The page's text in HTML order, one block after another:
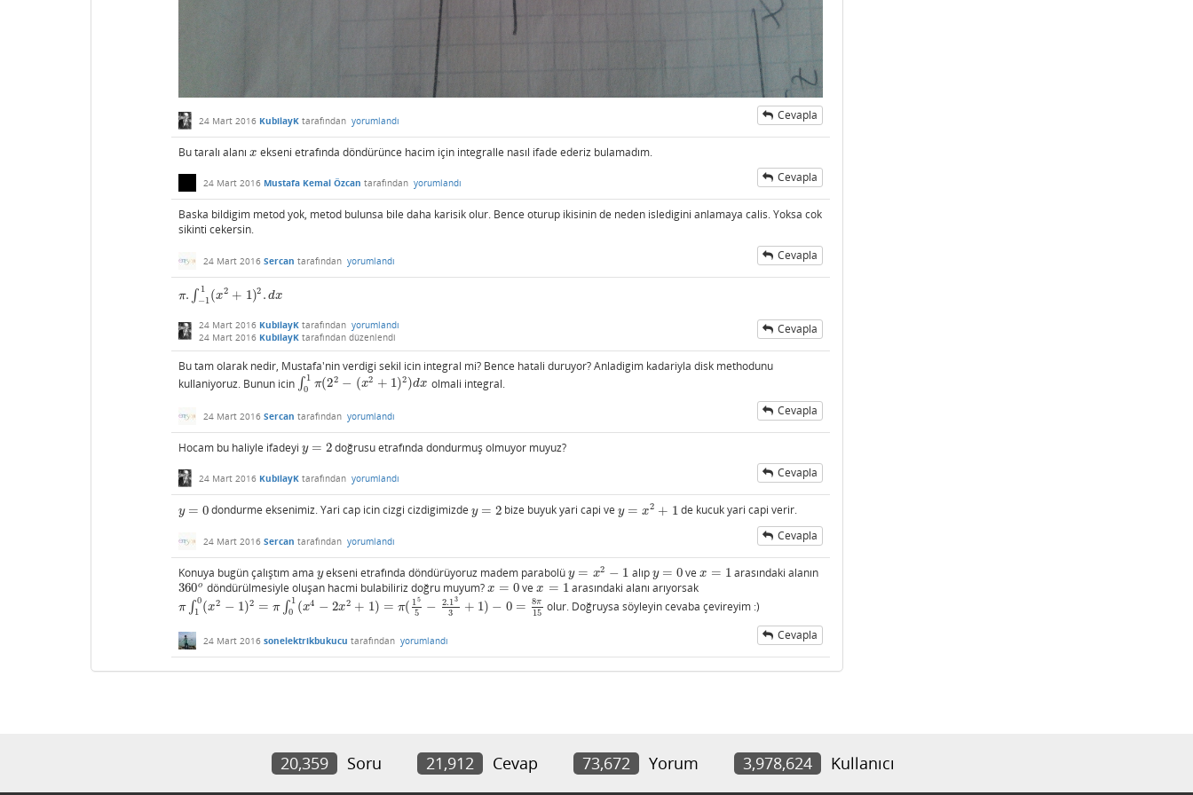
24 Mart 2016 KubilayK tarafından yorumlandı Cevapla
Bu taralı alanı x
x ekseni etrafında döndürünce hacim için integralle nasıl ifade ederiz bulamadım.
24 Mart 2016 Mustafa Kemal Özcan tarafından yorumlandı Cevapla
Baska bildigim metod yok, metod bulunsa bile daha karisik olur. Bence oturup ikisinin de neden isledigini anlamaya calis. Yoksa cok
sikinti cekersin.
24 Mart 2016 Sercan tarafından yorumlandı Cevapla
π. ∫ 1
−1 (x2 + 1)2 . dx
π. −11(x2+ 1) 2.dx
24 Mart 2016 KubilayK tarafından yorumlandı
24 Mart 2016 KubilayK tarafından düzenlendi
Cevapla
Bu tam olarak nedir, Mustafa'nin verdigi sekil icin integral mi? Bence hatali duruyor? Anladigim kadariyla disk methodunu
kullaniyoruz. Bunun icin ∫ 1
0
π(22 − (x2 + 1)2)dx
∫01 π(22−(x 2+1) 2)d x olmali integral.
24 Mart 2016 Sercan tarafından yorumlandı Cevapla
Hocam bu haliyle ifadeyi y = 2
y=2 doğrusu etrafında dondurmuş olmuyor muyuz?
24 Mart 2016 KubilayK tarafından yorumlandı Cevapla
y = 0
y=0 dondurme eksenimiz. Yari cap icin cizgi cizdigimizde y = 2
y=2 bize buyuk yari capi ve y = x2 + 1
y=x2 +1 de kucuk yari capi verir.
24 Mart 2016 Sercan tarafından yorumlandı Cevapla
Konuya bugün çalıştım ama y
yekseni etrafında döndürüyoruz madem parabolüy = x2 − 1
y=x2 −1 alıp y = 0
y=0 ve x = 1
x= 1
arasındaki alanın
360o
360o döndürülmesiyle oluşan hacmi bulabiliriz doğru muyum?x = 0
x= 0 vex = 1
x= 1 arasındaki alanı arıyorsak
π ∫ 0
1 (x2 − 1)2 = π ∫ 1
0 (x4 − 2x2 + 1) = π( 15
5 − 2.13
3 + 1) − 0 = 8π
15
π∫ 10(x2− 1)2=π∫ 01 (x4 −2x2+ 1)= π(15 5− 2.1 33 +1) −0 =8π 15 olur. Doğruysa söyleyin cevaba çevireyim :)
24 Mart 2016 sonelektrikbukucu tarafından yorumlandı Cevapla
20,359 Soru 21,912 Cevap 73,672 Yorum 3,978,624 Kullanıcı